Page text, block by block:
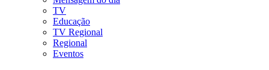
TV
Educação
TV Regional
Regional
Eventos